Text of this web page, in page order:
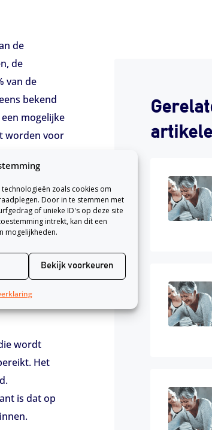
zoals cookies om
Door in te stemmen met
of unieke ID's op deze site
intrekt, kan dit een
mogelijkheden.
Bekijk voorkeuren
de
de
van de
bekend
mogelijke
worden voor
er
van
van de
vijf
wordt
Het
is dat op